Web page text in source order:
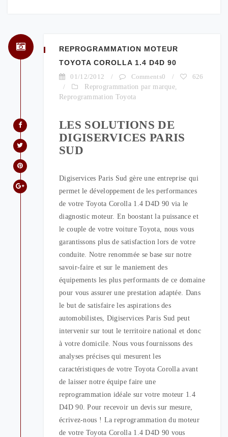
REPROGRAMMATION MOTEUR
TOYOTA COROLLA 1.4 D4D 90
01/12/2012 / Comments0 /
626
/
Reprogrammation par marque,
Reprogrammation Toyota
LES SOLUTIONS DE
DIGISERVICES PARIS
SUD
Digiservices Paris Sud gère une entreprise qui
permet le développement de les performances
de votre Toyota Corolla 1.4 D4D 90 via le
diagnostic moteur. En boostant la puissance et
le couple de votre voiture Toyota, nous vous
garantissons plus de satisfaction lors de votre
conduite. Notre renommée se base sur notre
savoir-faire et sur le maniement des
équipements les plus performants de ce domaine
pour vous assurer une prestation adaptée. Dans
le but de satisfaire les aspirations des
automobilistes, Digiservices Paris Sud peut
intervenir sur tout le territoire national et donc
à votre domicile. Nous vous fournissons des
analyses précises qui mesurent les
caractéristiques de votre Toyota Corolla avant
de laisser notre équipe faire une
reprogrammation idéale sur votre moteur 1.4
D4D 90. Pour recevoir un devis sur mesure,
écrivez-nous ! La reprogrammation du moteur
de votre Toyota Corolla 1.4 D4D 90 vous